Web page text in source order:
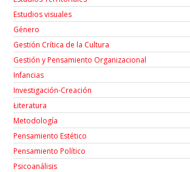
Estudios visuales
Género
Gestión Crítica de la Cultura
Gestión y Pensamiento Organizacional
Infancias
Investigación-Creación
Łiteratura
Metodología
Pensamiento Estético
Pensamiento Político
Psicoanálisis